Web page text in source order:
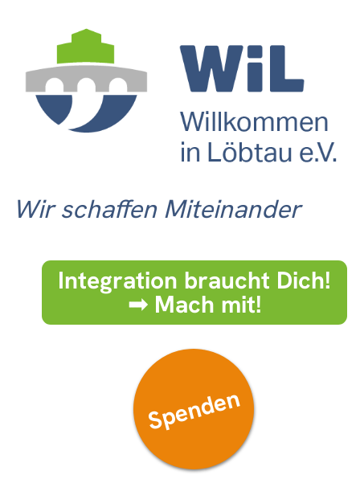
Wir schaffen Miteinander
Integration braucht Dich!
➟ Mach mit!
Spenden